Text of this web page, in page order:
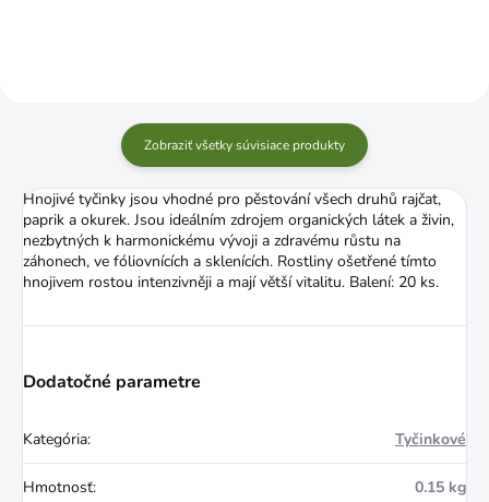
Zobraziť všetky súvisiace produkty
Hnojivé tyčinky jsou vhodné pro pěstování všech druhů rajčat,
paprik a okurek. Jsou ideálním zdrojem organických látek a živin,
nezbytných k harmonickému vývoji a zdravému růstu na
záhonech, ve fóliovnících a sklenících. Rostliny ošetřené tímto
hnojivem rostou intenzivněji a mají větší vitalitu. Balení: 20 ks.
Dodatočné parametre
Kategória: Tyčinkové
Hmotnosť: 0.15 kg